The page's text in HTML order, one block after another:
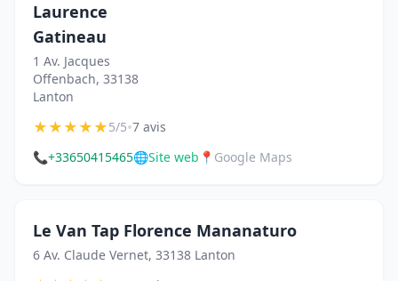
Laurence
Gatineau
1 Av. Jacques
Offenbach, 33138
Lanton
★★★★★5/5•7 avis
📞+33650415465🌐Site web 📍 Google Maps
Le Van Tap Florence Mananaturo
6 Av. Claude Vernet, 33138 Lanton